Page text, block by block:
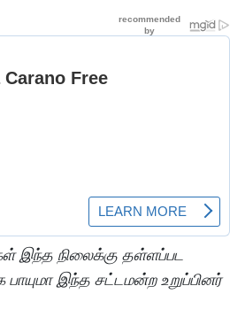
இந்த நிலைக்கு தள்ளப்பட
இந்த சட்டமன்ற உறுப்பினர்